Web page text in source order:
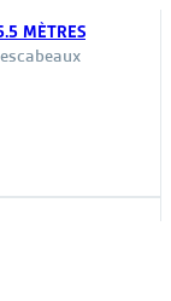
MÈTRES